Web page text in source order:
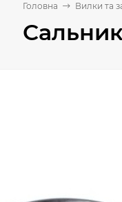
Головна Вилки та